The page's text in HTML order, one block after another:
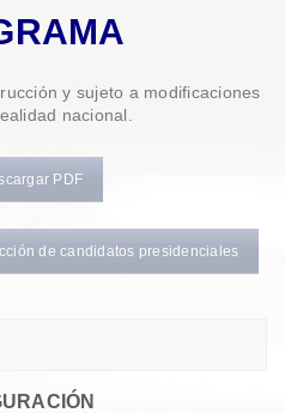
y sujeto a modificaciones
nacional.
PDF
de candidatos presidenciales